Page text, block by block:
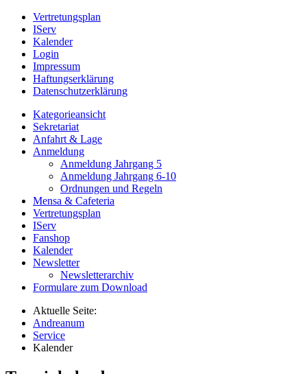
Vertretungsplan
IServ
Kalender
Login
Impressum
Haftungserklärung
Datenschutzerklärung
Kategorieansicht
Sekretariat
Anfahrt & Lage
Anmeldung
Anmeldung Jahrgang 5
Anmeldung Jahrgang 6-10
Ordnungen und Regeln
Mensa & Cafeteria
Vertretungsplan
IServ
Fanshop
Kalender
Newsletter
Newsletterarchiv
Formulare zum Download
Aktuelle Seite:
Andreanum
Service
Kalender